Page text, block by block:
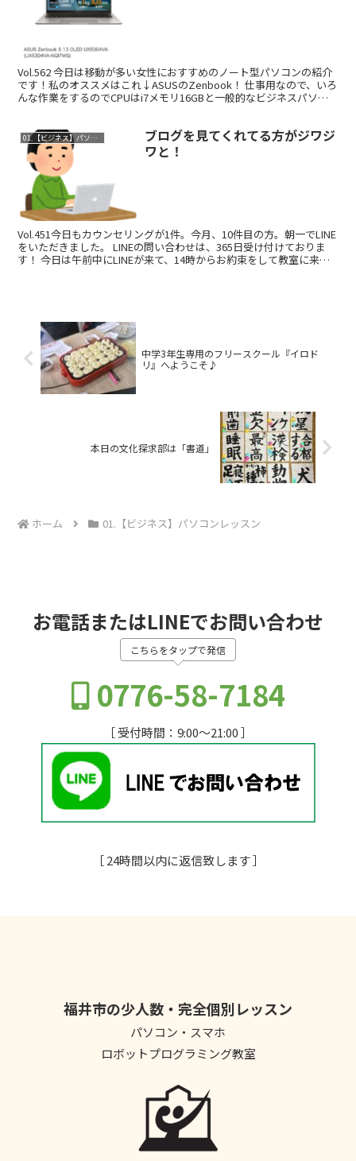
Vol.562 今日は移動が多い女性におすすめのノート型パソコンの紹介
です！私のオススメはこれ↓ASUSのZenbook！ 仕事用なので、いろ
んな作業をするのでCPUはi7メモリ16GBと一般的なビジネスパソコ
01.【ビジネス】パソコンレッスン
ブログを見てくれてる方がジワジ
ワと！
Vol.451今日もカウンセリングが1件。今月、10件目の方。朝一でLINE
をいただきました。 LINEの問い合わせは、365日受け付けておりま
す！ 今日は午前中にLINEが来て、14時からお約束をして教室に来て
中学3年生専用のフリースクール『イロド
リ』へようこそ♪
本日の文化探求部は「書道」
ホーム 01.【ビジネス】パソコンレッスン
お電話またはLINEでお問い合わせ
こちらをタップで発信
0776-58-7184
［ 受付時間：9:00～21:00 ］
［ 24時間以内に返信致します ］
福井市の少人数・完全個別レッスン
パソコン・スマホ
ロボットプログラミング教室